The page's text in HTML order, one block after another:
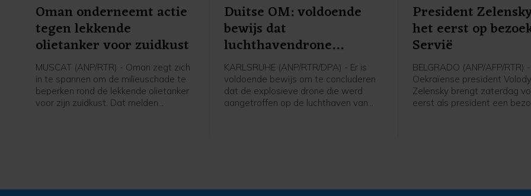
Oman onderneemt actie
tegen lekkende
olietanker voor zuidkust
MUSCAT (ANP/RTR) - Oman zegt zich
in te spannen om de milieuschade te
beperken rond de lekkende olietanker
voor zijn zuidkust. Dat melden
Duitse OM: voldoende
bewijs dat
luchthavendrone
aanslagpoging was
KARLSRUHE (ANP/RTR/DPA) - Er is
voldoende bewijs om te concluderen
dat de explosieve drone die werd
aangetroffen op de luchthaven van
President
het eerst op
Servië
BELGRADO (ANP/AFP/RTR)
Oekraïense president
Zelensky brengt zaterdag
eerst als president een